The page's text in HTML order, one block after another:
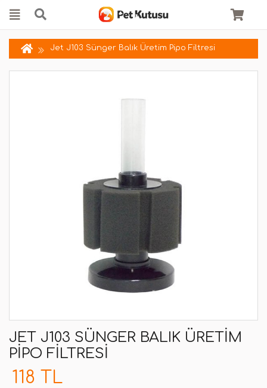
Jet J103 Sünger Balık Üretim Pipo Filtresi
JET J103 SÜNGER BALIK ÜRETIM
PIPO FILTRESI
118 TL